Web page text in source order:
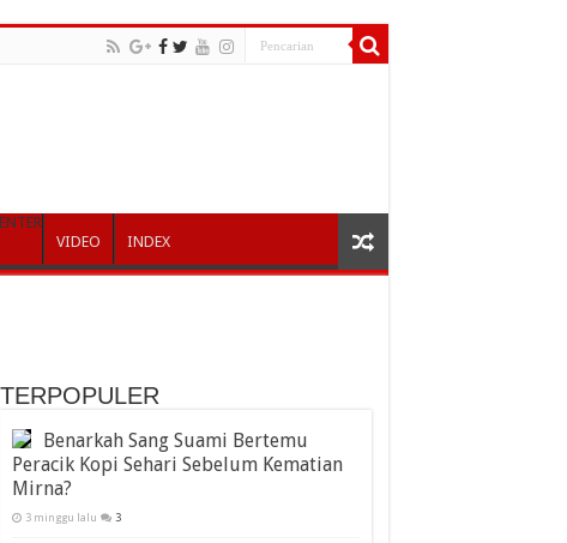
VIDEO
INDEX
TERPOPULER
Benarkah Sang Suami Bertemu
Peracik Kopi Sehari Sebelum Kematian
Mirna?
3 minggu lalu 3